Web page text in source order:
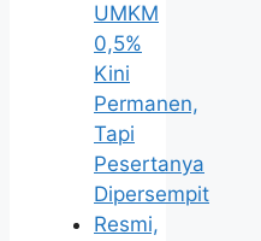
UMKM
0,5%
Kini
Permanen,
Tapi
Pesertanya
Dipersempit
Resmi,